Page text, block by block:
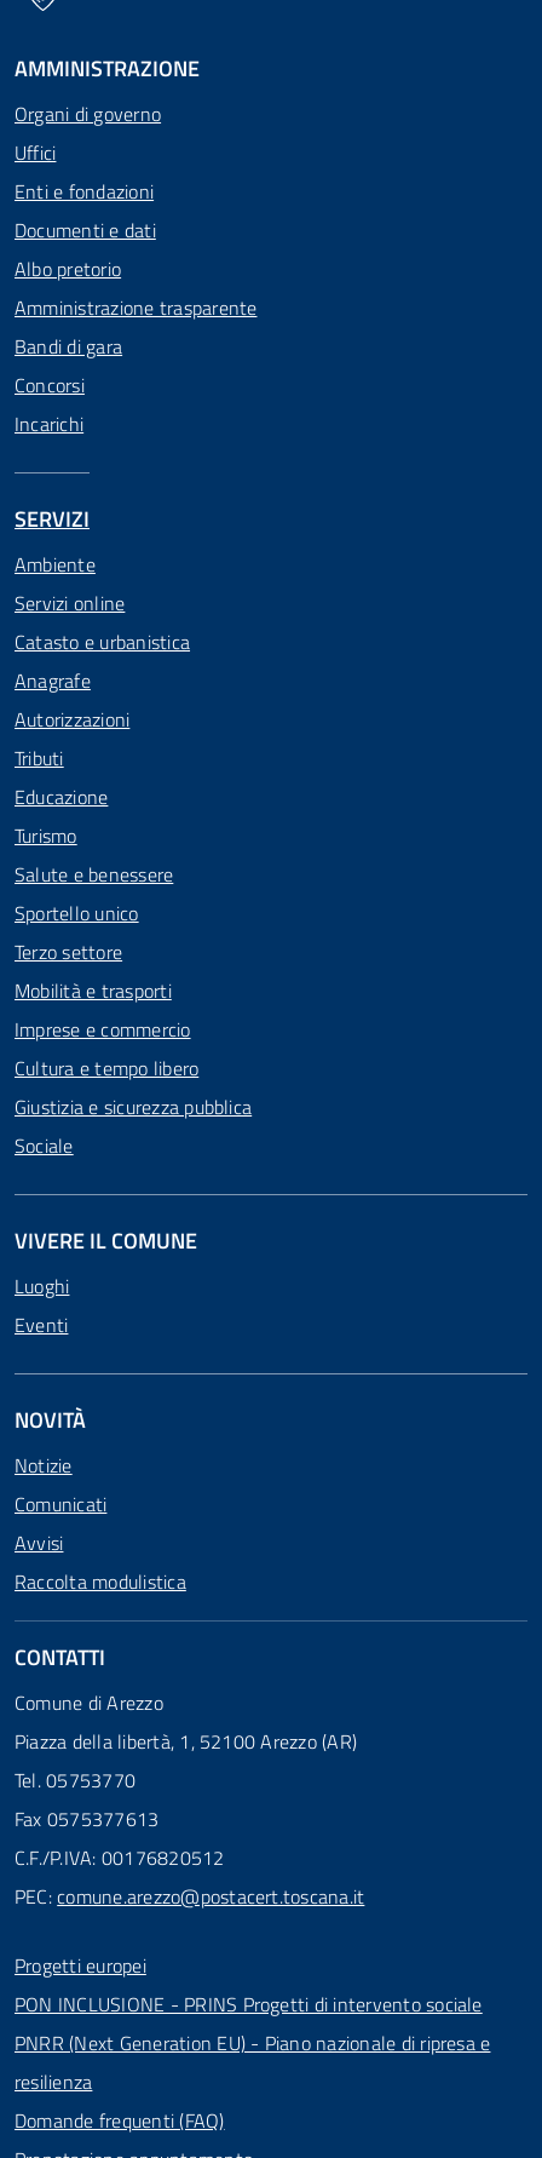
AMMINISTRAZIONE
Organi di governo
Uffici
Enti e fondazioni
Documenti e dati
Albo pretorio
Amministrazione trasparente
Bandi di gara
Concorsi
Incarichi
SERVIZI
Ambiente
Servizi online
Catasto e urbanistica
Anagrafe
Autorizzazioni
Tributi
Educazione
Turismo
Salute e benessere
Sportello unico
Terzo settore
Mobilità e trasporti
Imprese e commercio
Cultura e tempo libero
Giustizia e sicurezza pubblica
Sociale
VIVERE IL COMUNE
Luoghi
Eventi
NOVITÀ
Notizie
Comunicati
Avvisi
Raccolta modulistica
CONTATTI
Comune di Arezzo
Piazza della libertà, 1, 52100 Arezzo (AR)
Tel. 05753770
Fax 0575377613
C.F./P.IVA: 00176820512
PEC:comune.arezzo@postacert.toscana.it
Progetti europei
PON INCLUSIONE - PRINS Progetti di intervento sociale
PNRR (Next Generation EU) - Piano nazionale di ripresa e
resilienza
Domande frequenti (FAQ)